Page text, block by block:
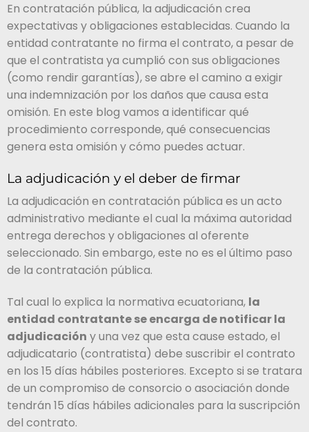
En contratación pública, la adjudicación crea
expectativas y obligaciones establecidas. Cuando la
entidad contratante no firma el contrato, a pesar de
que el contratista ya cumplió con sus obligaciones
(como rendir garantías), se abre el camino a exigir
una indemnización por los daños que causa esta
omisión. En este blog vamos a identificar qué
procedimiento corresponde, qué consecuencias
genera esta omisión y cómo puedes actuar.
La adjudicación y el deber de firmar
La adjudicación en contratación pública es un acto
administrativo mediante el cual la máxima autoridad
entrega derechos y obligaciones al oferente
seleccionado. Sin embargo, este no es el último paso
de la contratación pública.
Tal cual lo explica la normativa ecuatoriana, la
entidad contratante se encarga de notificar la
adjudicación y una vez que esta cause estado, el
adjudicatario (contratista) debe suscribir el contrato
en los 15 días hábiles posteriores. Excepto si se tratara
de un compromiso de consorcio o asociación donde
tendrán 15 días hábiles adicionales para la suscripción
del contrato.